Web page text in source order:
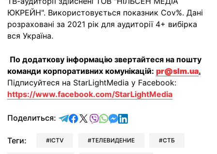
ЮКРЕЙН". Використовується показник Cov%. Дані
розраховані за 2021 рік для аудиторії 4+ вибірка
вся Україна.
По додаткову інформацію звертайтеся на пошту
команди корпоративних комунікацій: pr@slm.ua.
Підписуйтеся на StarLightMedia у Facebook:
https://www.facebook.com/StarLightMedia
Поделиться: отправить в Telegram
поделиться в Facebook
поделиться в X
отправить в Viber
отправить в Whatsapp
отправить в Messenger
отправить в LinkedIn
Теги: ICTV ТЕЛЕВИДЕНИЕ СТБ